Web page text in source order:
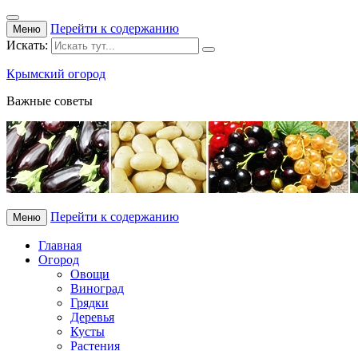
Меню
Перейти к содержанию
Искать:
Крымский огород
Важные советы
Меню Перейти к содержанию
Главная
Огород
Овощи
Виноград
Грядки
Деревья
Кусты
Растения